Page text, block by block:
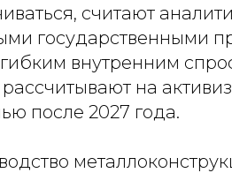
считают
государственными
внутренним
на
после 2027 года.